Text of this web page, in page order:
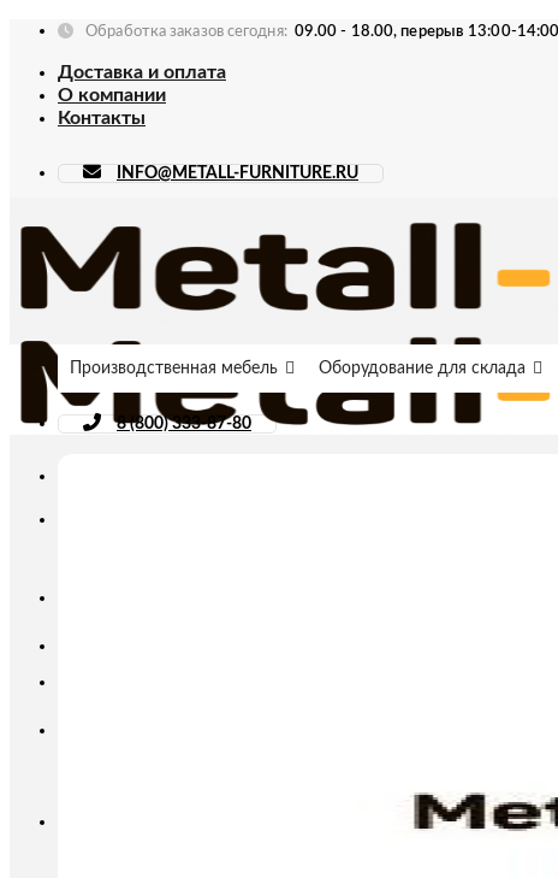
Skip
content
Обработка заказов сегодня: 09.00 - 18.00, перерыв 13:00-14:00
Доставка и оплата
О компании
Контакты
INFO@METALL-FURNITURE.RU
Производственная мебель Оборудование для склада
8 (800) 333-87-80